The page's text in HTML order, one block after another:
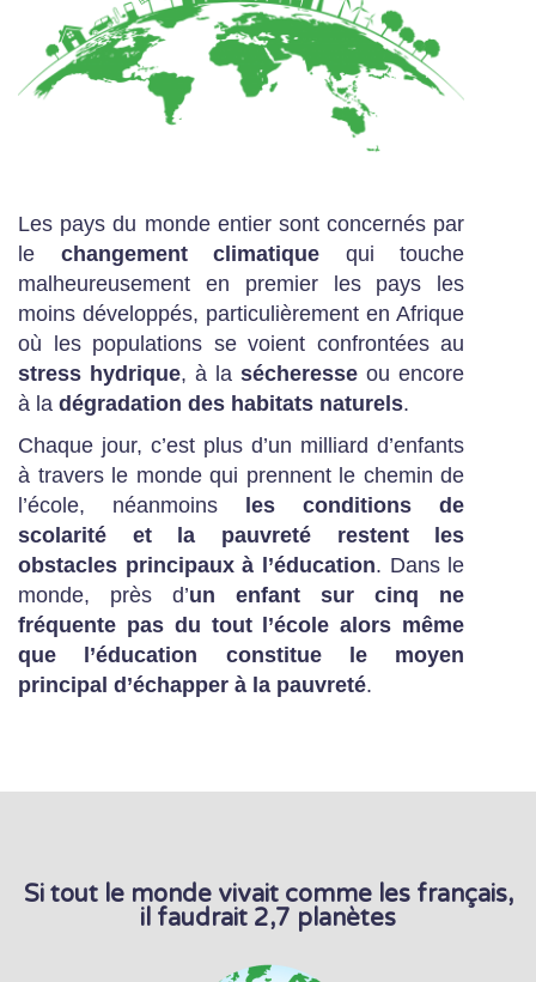
Les pays du monde entier sont concernés par
le changement climatique qui touche
malheureusement en premier les pays les
moins développés, particulièrement en Afrique
où les populations se voient confrontées au
stress hydrique, à lasécheresse ou encore
à la dégradation des habitats naturels.
Chaque jour, c’est plus d’un milliard d’enfants
à travers le monde qui prennent le chemin de
l’école, néanmoins
les conditions de
scolarité et la pauvreté restent les
obstacles principaux à l’éducation. Dans le
monde, près d’un enfant sur cinq ne
fréquente pas du tout l’école alors même
que l’éducation constitue le moyen
principal d’échapper à la pauvreté.
Si tout le monde vivait comme les français,
il faudrait 2,7 planètes